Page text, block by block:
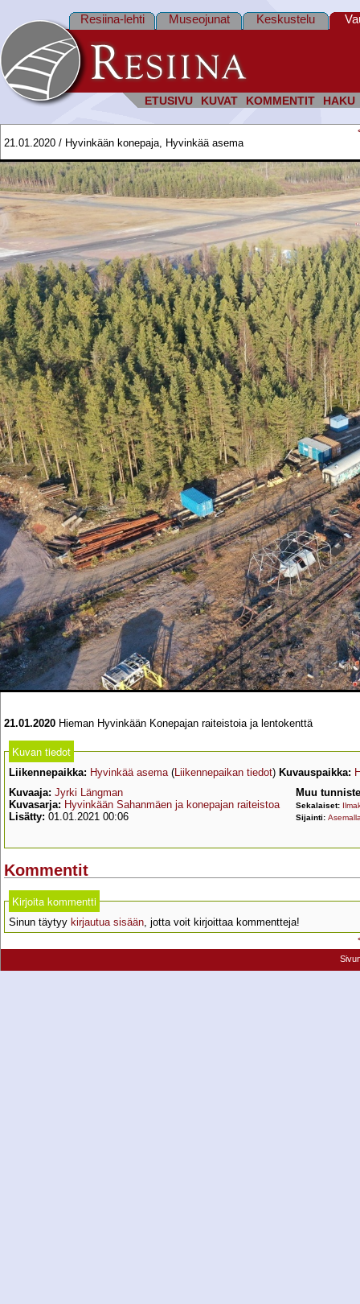
ETUSIVU KUVAT KOMMENTIT HAKU
Resiina-lehti Museojunat Keskustelu
21.01.2020 / Hyvinkään konepaja, Hyvinkää asema
21.01.2020 Hieman Hyvinkään Konepajan raiteistoia ja lentokenttä
Kuvan tiedot
Liikennepaikka: Hyvinkää asema(Liikennepaikan tiedot) Kuvauspaikka:
Kuvaaja: Jyrki Längman
Kuvasarja: Hyvinkään Sahanmäen ja konepajan raiteistoa
Lisätty: 01.01.2021 00:06
Muu tunniste
Sekalaiset:
Sijainti:
Kommentit
Kirjoita kommentti
Sinun täytyy kirjautua sisään, jotta voit kirjoittaa kommentteja!